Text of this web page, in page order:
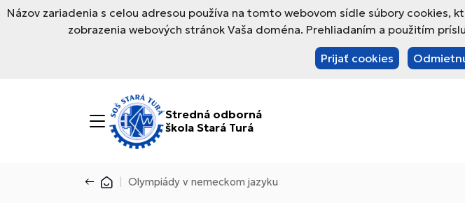
Názov zariadenia s celou adresou používa na tomto webovom sídle súbory cookies,
zobrazenia webových stránok Vaša doména. Prehliadaním a použitím
Prijať cookies
Stredná odborná
škola Stará Turá
Olympiády v nemeckom jazyku